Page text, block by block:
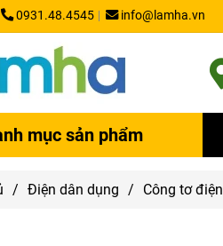
0931.48.4545 info@lamha.vn
mục sản phẩm
/ Điện dân dụng / Công tơ điện